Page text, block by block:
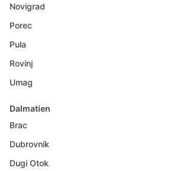
Novigrad
Porec
Pula
Rovinj
Umag
Dalmatien
Brac
Dubrovnik
Dugi Otok